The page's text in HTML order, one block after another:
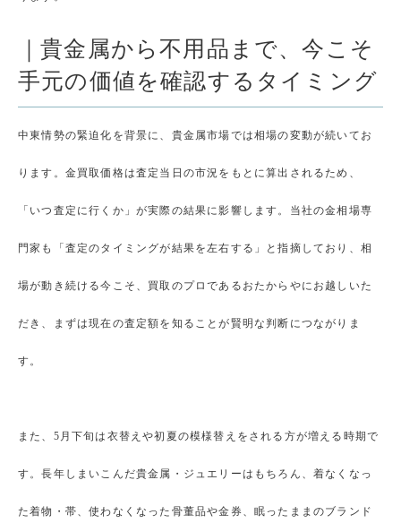
｜貴金属から不用品まで、今こそ
手元の価値を確認するタイミング
中東情勢の緊迫化を背景に、貴金属市場では相場の変動が続いてお
ります。金買取価格は査定当日の市況をもとに算出されるため、
「いつ査定に行くか」が実際の結果に影響します。当社の金相場専
門家も「査定のタイミングが結果を左右する」と指摘しており、相
場が動き続ける今こそ、買取のプロであるおたからやにお越しいた
だき、まずは現在の査定額を知ることが賢明な判断につながりま
す。
また、5月下旬は衣替えや初夏の模様替えをされる方が増える時期で
す。長年しまいこんだ貴金属・ジュエリーはもちろん、着なくなっ
た着物・帯、使わなくなった骨董品や金券、眠ったままのブランド